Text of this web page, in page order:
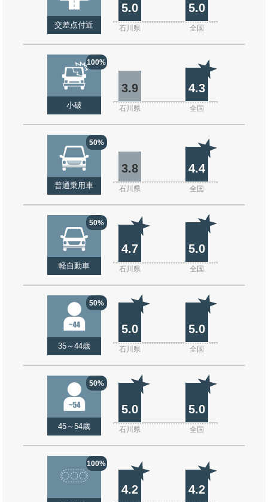
交差点付近
5.0 5.0
石川県 全国
100%
小破
3.9 4.3
石川県 全国
50%
普通乗用車
3.8 4.4
石川県 全国
50%
軽自動車
4.7 5.0
石川県 全国
50%
35～44歳
5.0 5.0
石川県 全国
50%
45～54歳
5.0 5.0
石川県 全国
100%
4.2 4.2